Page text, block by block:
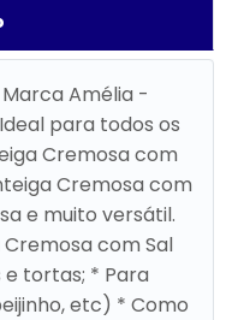
Amélia -
para todos os
Cremosa com
Cremosa com
e muito versátil.
com Sal
tortas; * Para
etc) * Como